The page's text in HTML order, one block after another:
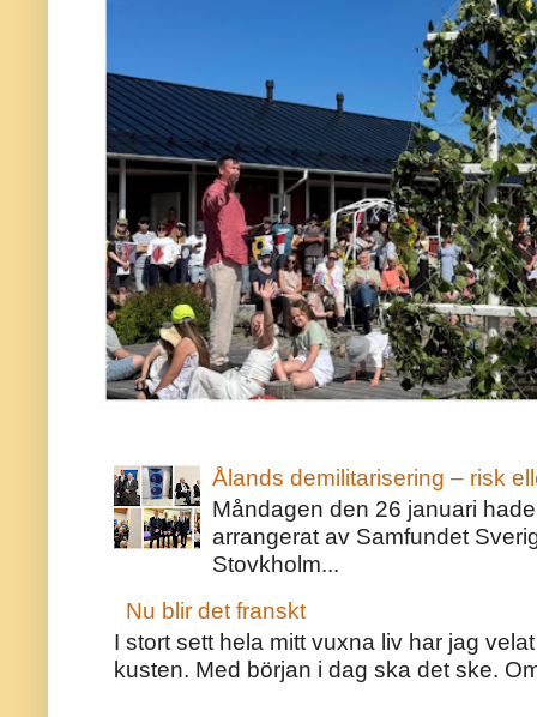
Ålands demilitarisering – risk
Måndagen den 26 januari
arrangerat av Samfundet
Stovkholm...
Nu blir det franskt
I stort sett hela mitt vuxna liv har jag
kusten. Med början i dag ska det ske.